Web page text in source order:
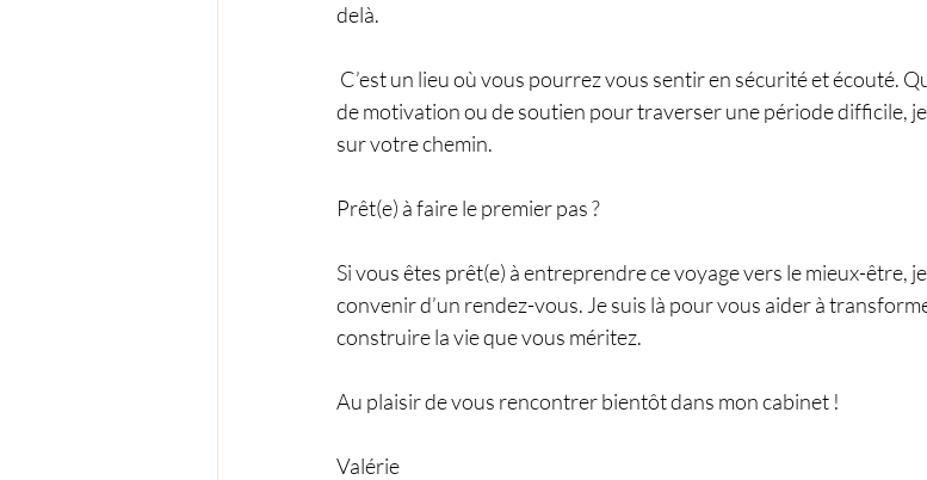
delà.
C’est un lieu où vous pourrez vous sentir en sécurité et écouté.
de motivation ou de soutien pour traverser une période difficile,
sur votre chemin.
Prêt(e) à faire le premier pas ?
Si vous êtes prêt(e) à entreprendre ce voyage vers le mieux-être,
convenir d’un rendez-vous. Je suis là pour vous aider à
construire la vie que vous méritez.
Au plaisir de vous rencontrer bientôt dans mon cabinet !
Valérie